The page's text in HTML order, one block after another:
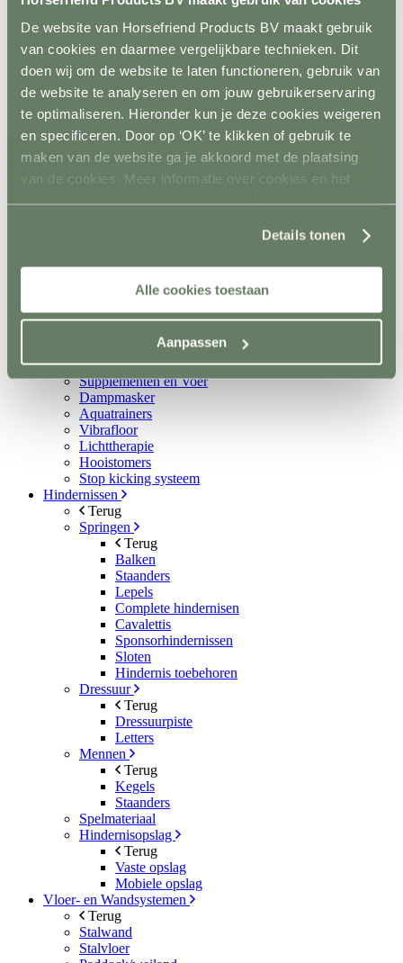
De website van Horsefriend Products BV maakt gebruik
van cookies en daarmee vergelijkbare technieken. Dit
doen wij om de website te laten functioneren, gebruik van
de website te analyseren en om jouw gebruikerservaring
te optimaliseren. Hieronder kun je deze cookies weigeren
en specificeren. Door op ‘OK’ te klikken of gebruik te
maken van de website ga je akkoord met de plaatsing
van de cookies. Meer informatie over cookies en het
gebruik van persoonsgegevens door Horsefriend
Details tonen
Alle cookies toestaan
Aanpassen
Metalen poorten
Ruiven
Drinkbakken en watervaten
Bodemverbetering
Rijhal / Rijbak
Terug
Bodem
Wandafwerking
Spiegels
Verlichting
Beregening
Opstijghulp
Inbouw ventilatoren
Conditie en gezondheid
Solaria
Trainingsbanden
Verzorgingsproducten
Supplementen en Voer
Dampmasker
Aquatrainers
Vibrafloor
Lichttherapie
Hooistomers
Stop kicking systeem
Hindernissen
Terug
Springen
Terug
Balken
Staanders
Lepels
Complete hindernisen
Cavalettis
Sponsorhindernissen
Sloten
Hindernis toebehoren
Dressuur
Terug
Dressuurpiste
Letters
Mennen
Terug
Kegels
Staanders
Spelmateriaal
Hindernisopslag
Terug
Vaste opslag
Mobiele opslag
Vloer- en Wandsystemen
Terug
Stalwand
Stalvloer